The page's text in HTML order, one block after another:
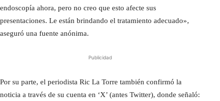
endoscopía ahora, pero no creo que esto afecte sus
presentaciones. Le están brindando el tratamiento adecuado»,
aseguró una fuente anónima.
Publicidad
Por su parte, el periodista Ric La Torre también confirmó la
noticia a través de su cuenta en ‘X’ (antes Twitter), donde señaló: